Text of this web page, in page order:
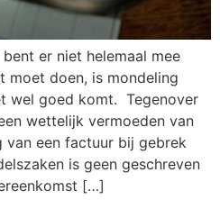
er niet helemaal mee
moet doen, is mondeling
wel goed komt. Tegenover
wettelijk vermoeden van
van een factuur bij gebrek
is geen geschreven
[…]